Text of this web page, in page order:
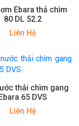
Ebara thả chìm
80 DL 52.2
Liên Hệ
thải chìm gang
65 DVS
Liên Hệ